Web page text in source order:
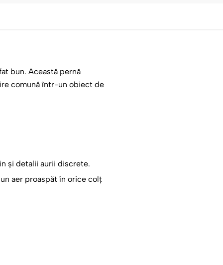
bun. Această pernă
comună într-un obiect de
și detalii aurii discrete.
aer proaspăt în orice colț